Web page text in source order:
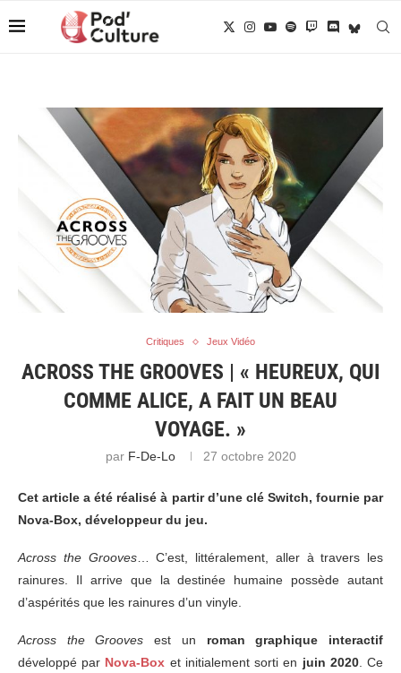
Critiques Jeux Vidéo
ACROSS THE GROOVES | « HEUREUX, QUI
COMME ALICE, A FAIT UN BEAU
VOYAGE. »
par F-De-Lo 27 octobre 2020
Cet article a été réalisé à partir d’une clé Switch, fournie par
Nova-Box, développeur du jeu.
Across the Grooves… C’est, littéralement, aller à travers les
rainures. Il arrive que la destinée humaine possède autant
d’aspérités que les rainures d’un vinyle.
Across the Grooves est un roman graphique interactif
développé par Nova-Box et initialement sorti en juin 2020. Ce